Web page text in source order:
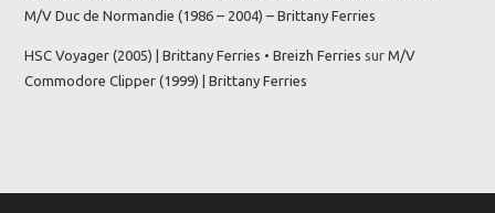
M/V Duc de Normandie (1986 – 2004) – Brittany Ferries
HSC Voyager (2005) | Brittany Ferries • Breizh Ferries surM/V
Commodore Clipper (1999) | Brittany Ferries